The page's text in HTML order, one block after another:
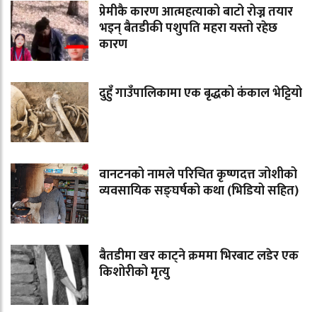
प्रेमीकै कारण आत्महत्याको बाटो रोज्न तयार
भइन् बैतडीकी पशुपति महरा यस्तो रहेछ
कारण
दुहुँ गाउँपालिकामा एक बृद्धको कंकाल भेट्टियो
वानटनको नामले परिचित कृष्णदत्त जोशीको
व्यवसायिक सङ्घर्षको कथा (भिडियो सहित)
बैतडीमा खर काट्ने क्रममा भिरबाट लडेर एक
किशोरीको मृत्यु